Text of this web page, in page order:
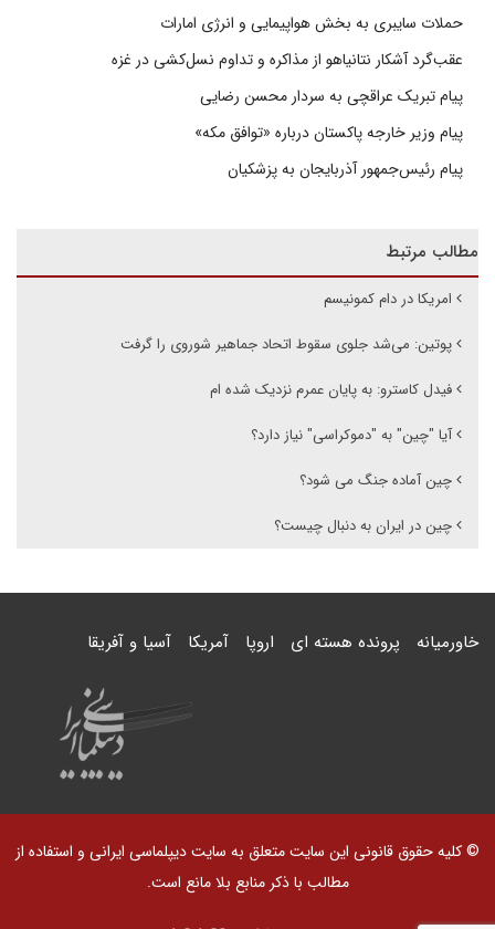
حملات سایبری به بخش هواپیمایی و انرژی امارات
عقب‌گرد آشکار نتانیاهو از مذاکره و تداوم نسل‌کشی در غزه
پیام تبریک عراقچی به سردار محسن رضایی
پیام وزیر خارجه پاکستان درباره «توافق مکه»
پیام رئیس‌جمهور آذربایجان به پزشکیان
مطالب مرتبط
امریکا در دام کمونیسم
پوتین: می‌شد جلوی سقوط اتحاد جماهیر شوروی را گرفت
فیدل کاسترو: به پایان عمرم نزدیک شده ام
آیا "چین" به "دموکراسی" نیاز دارد؟
چین آماده جنگ می شود؟
چین در ایران به دنبال چیست؟
خاورمیانه پرونده هسته ای اروپا آمریکا آسیا و آفریقا
© کلیه حقوق قانونی این سایت متعلق به سایت دیپلماسی ایرانی و استفاده از
مطالب با ذکر منابع بلا مانع است.